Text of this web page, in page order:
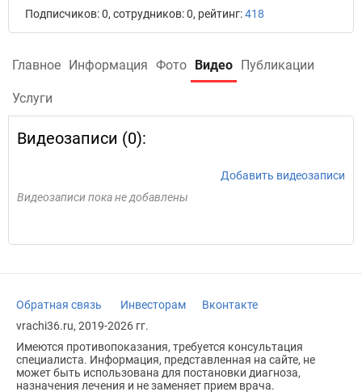
Подписчиков: 0, сотрудников: 0, рейтинг:418
Главное Информация Фото Видео Публикации
Услуги
Видеозаписи (0):
Добавить видеозаписи
Видеозаписи пока не добавлены
Обратная связь Инвесторам
Вконтакте
vrachi36.ru, 2019-2026 гг.
Имеются противопоказания, требуется консультация
специалиста. Информация, представленная на сайте, не
может быть использована для постановки диагноза,
назначения лечения и не заменяет прием врача.